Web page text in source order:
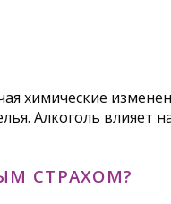
химические
Алкоголь
СТРАХОМ?